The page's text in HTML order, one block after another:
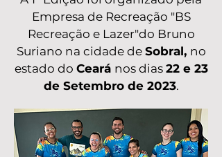
Empresa de Recreação "BS
Recreação e Lazer"do Bruno
Suriano na cidade de Sobral, no
estado do Ceará nos dias 22 e 23
de Setembro de 2023.